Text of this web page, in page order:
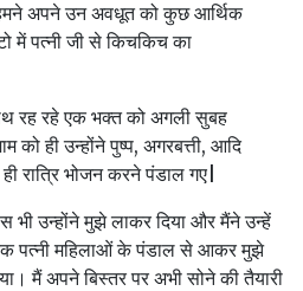
अपने उन अवधूत को कुछ आर्थिक
में पत्नी जी से किचकिच का
रह रहे एक भक्त को अगली सुबह
को ही उन्होंने पुष्प, अगरबत्ती, आदि
रात्रि भोजन करने पंडाल गए|
उन्होंने मुझे लाकर दिया और मैंने उन्हें
पत्नी महिलाओं के पंडाल से आकर मुझे
मैं अपने बिस्तर पर अभी सोने की तैयारी